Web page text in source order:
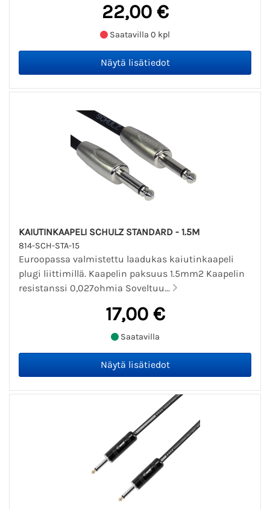
22,00 €
Saatavilla 0 kpl
KAIUTINKAAPELI SCHULZ STANDARD - 1.5M
814-SCH-STA-15
Euroopassa valmistettu laadukas kaiutinkaapeli
plugi liittimillä. Kaapelin paksuus 1.5mm2 Kaapelin
resistanssi 0,027ohmia Soveltuu...
17,00 €
Saatavilla